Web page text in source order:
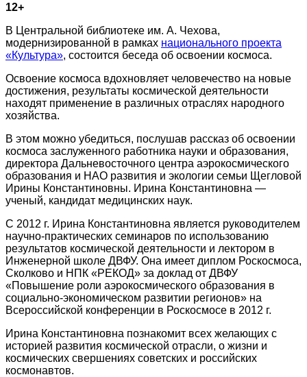
12+
В Центральной библиотеке им. А. Чехова,
модернизированной в рамках национального проекта
«Культура», состоится беседа об освоении космоса.
Освоение космоса вдохновляет человечество на новые
достижения, результаты космической деятельности
находят применение в различных отраслях народного
хозяйства.
В этом можно убедиться, послушав рассказ об освоении
космоса заслуженного работника науки и образования,
директора Дальневосточного центра аэрокосмического
образования и НАО развития и экологии семьи Щегловой
Ирины Константиновны. Ирина Константиновна —
ученый, кандидат медицинских наук.
С 2012 г. Ирина Константиновна является руководителем
научно-практических семинаров по использованию
результатов космической деятельности и лектором в
Инженерной школе ДВФУ. Она имеет диплом Роскосмоса,
Сколково и НПК «РЕКОД» за доклад от ДВФУ
«Повышение роли аэрокосмического образования в
социально-экономическом развитии регионов» на
Всероссийской конференции в Роскосмосе в 2012 г.
Ирина Константиновна познакомит всех желающих с
историей развития космической отрасли, о жизни и
космических свершениях советских и российских
космонавтов.